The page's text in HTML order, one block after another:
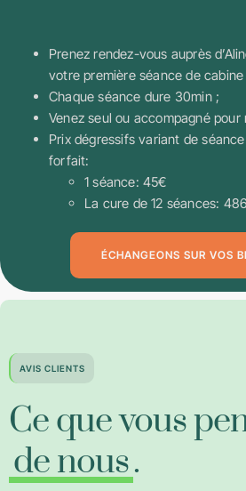
Prenez rendez-vous auprès
votre première séance de
Chaque séance dure 30min ;
Venez seul ou accompagné
Prix dégressifs variant de
forfait:
1 séance: 45€
La cure de 12 séances:
ÉCHANGEONS SUR VOS
AVIS CLIENTS
Ce que vous
de nous.